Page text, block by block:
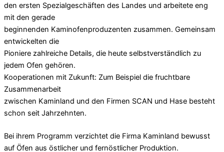
den ersten Spezialgeschäften des Landes und arbeitete eng
mit den gerade
beginnenden Kaminofenproduzenten zusammen. Gemeinsam
entwickelten die
Pioniere zahlreiche Details, die heute selbstverständlich zu
jedem Ofen gehören.
Kooperationen mit Zukunft: Zum Beispiel die fruchtbare
Zusammenarbeit
zwischen Kaminland und den Firmen SCAN und Hase besteht
schon seit Jahrzehnten.
Bei ihrem Programm verzichtet die Firma Kaminland bewusst
auf Öfen aus östlicher und fernöstlicher Produktion.